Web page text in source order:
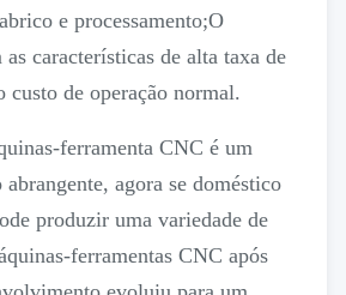
e processamento;O
características de alta taxa de
custo de operação normal.
ferramenta CNC é um
agora se doméstico
produzir uma variedade de
ferramentas CNC após